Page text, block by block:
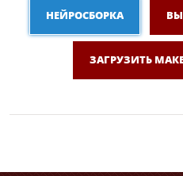
НЕЙРОСБОРКА
ЗАГРУЗИТЬ